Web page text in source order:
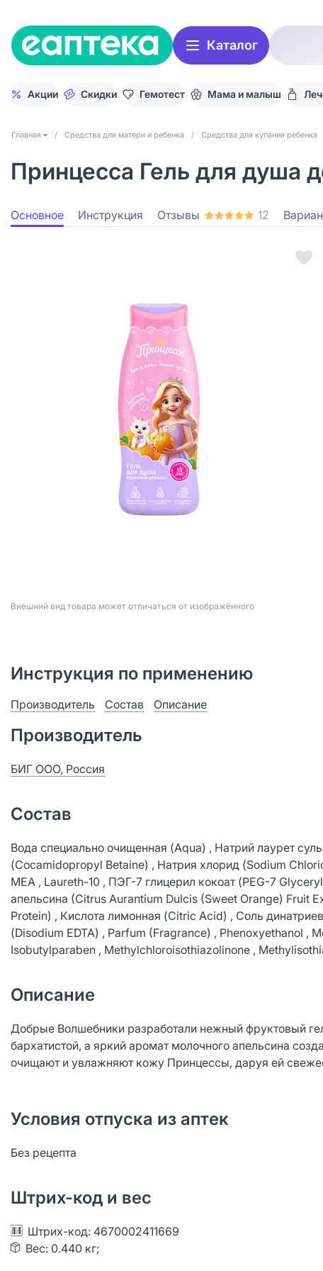
Каталог
Акции Скидки Гемотест Мама и малыш
Главная / Средства для матери и ребенка / Средства для купания ребенка
Принцесса Гель для душа
Основное Инструкция Отзывы 12
Bнешний вид товара может отличаться от изображённого
Инструкция по применению
Производитель Состав Описание
Производитель
БИГ ООО, Россия
Состав
Вода специально очищенная (Aqua) , Натрий лаурет
(Cocamidopropyl Betaine) , Натрия хлорид (Sodium
MEA , Laureth-10 , ПЭГ-7 глицерил кокоат (PEG-7
апельсина (Сitrus Aurantium Dulcis (Sweet Orange) Fruit
Protein) , Кислота лимонная (Citric Acid) , Соль
(Disodium EDTA) , Parfum (Fragrance) , Phenoxyethanol ,
Isobutylparaben , Methylchloroisothiazolinone ,
Описание
Добрые Волшебники разработали нежный фруктовый
бархатистой, а яркий аромат молочного апельсина
очищают и увлажняют кожу Принцессы, даруя ей
Условия отпуска из аптек
Без рецепта
Штрих-код и вес
Штрих-код: 4670002411669
Вес: 0.440 кг;